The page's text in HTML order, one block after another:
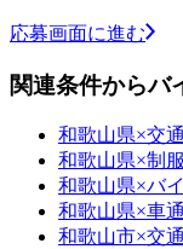
応募画面に進む
関連条件からバ
和歌山県×交
和歌山県×制
和歌山県×バ
和歌山県×車
和歌山市×交